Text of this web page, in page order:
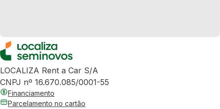
LOCALIZA Rent a Car S/A
CNPJ nº 16.670.085/0001-55
Financiamento
Parcelamento no cartão